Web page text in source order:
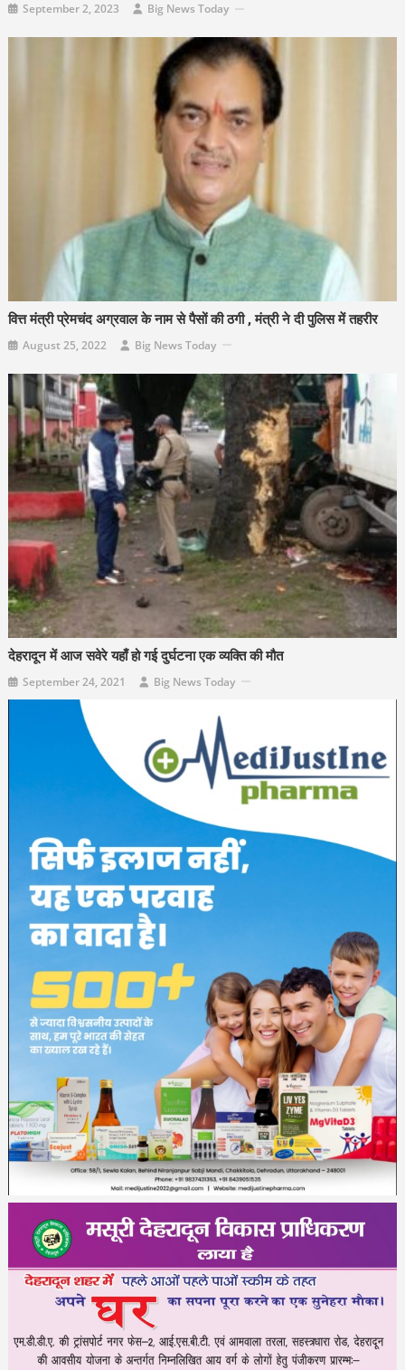
September 2, 2023 Big News Today
वित्त मंत्री प्रेमचंद अग्रवाल के नाम से पैसों की ठगी , मंत्री ने दी पुलिस में तहरीर
August 25, 2022 Big News Today
देहरादून में आज सवेरे यहाँ हो गई दुर्घटना एक व्यक्ति की मौत
September 24, 2021 Big News Today